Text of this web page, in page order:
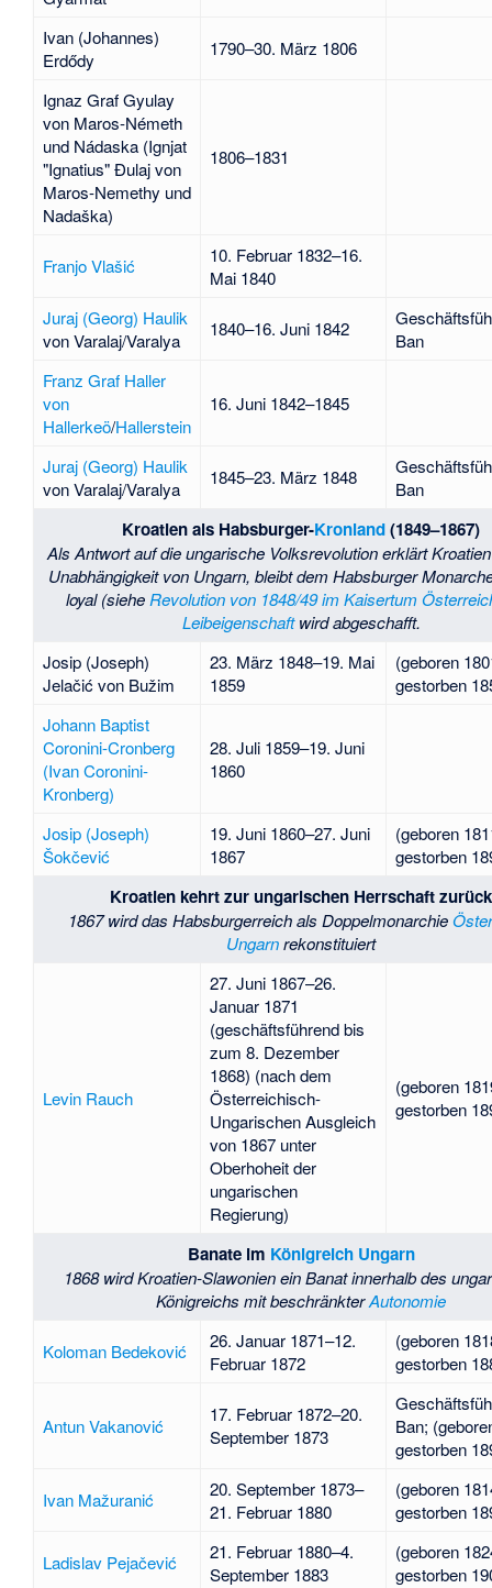
Ivan (Johannes)
Erdődy
1790–30. März 1806
Ignaz Graf Gyulay
von Maros-Németh
und Nádaska (Ignjat
"Ignatius" Đulaj von
Maros-Nemethy und
Nadaška)
1806–1831
Franjo Vlašić
10. Februar 1832–16.
Mai 1840
Juraj (Georg) Haulik
vonVaralaj/Varalya
1840–16. Juni 1842
Ban
Franz Graf Haller
von
Hallerkeö/Hallerstein
16. Juni 1842–1845
Juraj (Georg) Haulik
von Varalaj/Varalya
1845–23. März 1848
Ban
Kroatien als Habsburger-Kronland(1849–1867)
Als Antwort auf die ungarische Volksrevolution erklärt
Unabhängigkeit von Ungarn, bleibt dem Habsburger
loyal (sieheRevolution von 1848/49 im Kaisertum
Leibeigenschaftwird abgeschafft.
Josip (Joseph)
Jelačić von Bužim
23. März 1848–19. Mai
1859
(geboren
gestorben
Johann Baptist
Coronini-Cronberg
(Ivan Coronini-
Kronberg)
28. Juli 1859–19. Juni
1860
Josip (Joseph)
Šokčević
19. Juni 1860–27. Juni
1867
(geboren
gestorben
Kroatien kehrt zur ungarischen Herrschaft zurück
1867 wird das Habsburgerreich als Doppelmonarchie
Ungarnrekonstituiert
Levin Rauch
27. Juni 1867–26.
Januar 1871
(geschäftsführend bis
zum 8. Dezember
1868) (nach dem
Österreichisch-
Ungarischen Ausgleich
von 1867 unter
Oberhoheit der
ungarischen
Regierung)
(geboren
gestorben
Banate im Königreich Ungarn
1868 wird Kroatien-Slawonien ein Banat innerhalb des
Königreichs mit beschränkterAutonomie
Koloman Bedeković
26. Januar 1871–12.
Februar 1872
(geboren
gestorben
Antun Vakanović
17. Februar 1872–20.
September 1873
Ban;
gestorben
Ivan Mažuranić
20. September 1873–
21. Februar 1880
(geboren
gestorben
Ladislav Pejačević
21. Februar 1880–4.
September 1883
(geboren
gestorben